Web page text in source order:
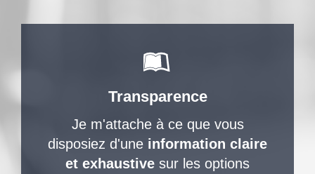
Transparence
Je m'attache à ce que vous
disposiez d'une information claire
et exhaustive sur les options